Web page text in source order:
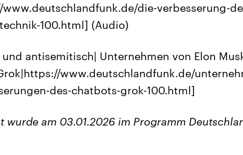
die-verbesserung-
100.html] (Audio)
antisemitisch| Unternehmen von Elon
www.deutschlandfunk.de/
des-chatbots-grok-100.html]
wurde am 03.01.2026 im Programm